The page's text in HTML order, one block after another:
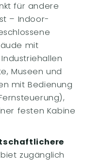
für andere
– Indoor-
mit
Museen und
mit Bedienung
festen Kabine
zugänglich